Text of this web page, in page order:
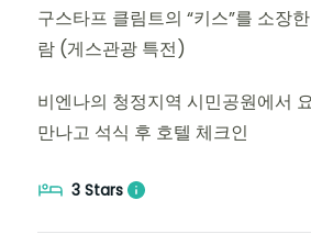
구스타프 클림트의 “키스”를 소장
람 (게스관광 특전)
비엔나의 청정지역 시민공원에서
만나고 석식 후 호텔 체크인
3 Stars